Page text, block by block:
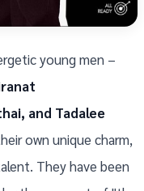
young men –
and Tadalee
own unique charm,
They have been